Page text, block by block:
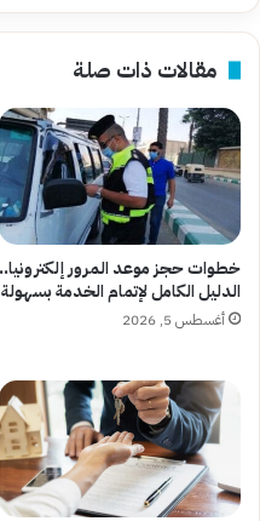
مقالات ذات صلة
خطوات حجز موعد المرور إلكترونيا..
الدليل الكامل لإتمام الخدمة بسهولة
أغسطس 5, 2026